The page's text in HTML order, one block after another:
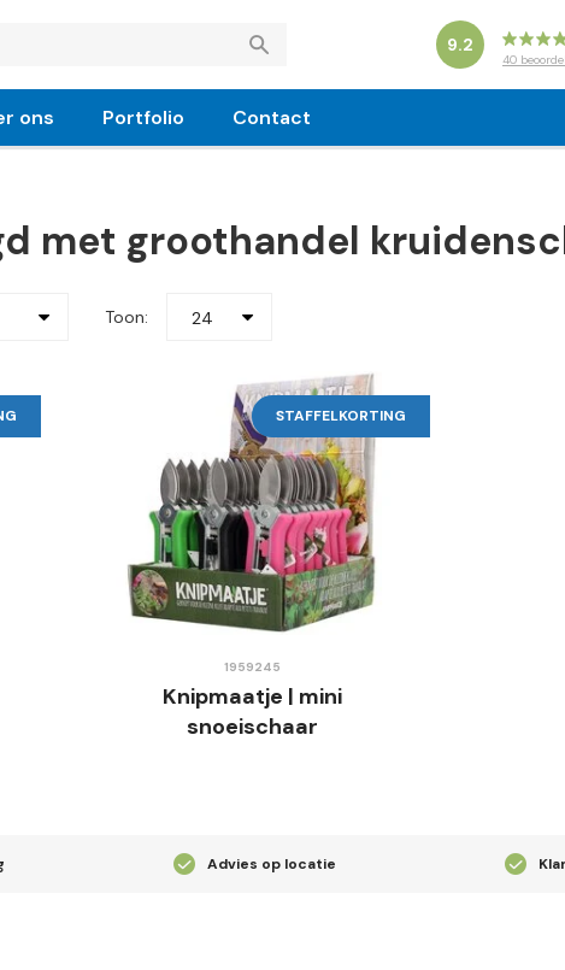
9.2
40
ons Portfolio Contact
met groothandel
Toon: 24
STAFFELKORTING
1959245
Knipmaatje | mini
snoeischaar
Advies op locatie